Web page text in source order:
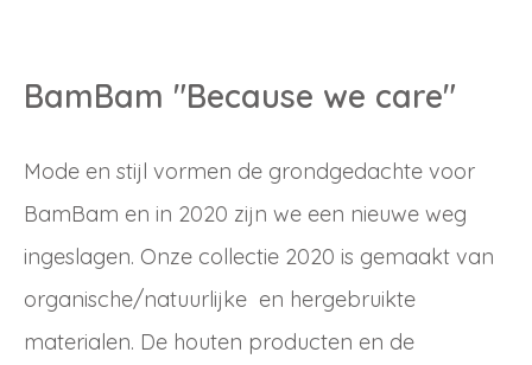
BamBam "Because we care"
Mode en stijl vormen de grondgedachte voor
BamBam en in 2020 zijn we een nieuwe weg
ingeslagen. Onze collectie 2020 is gemaakt van
organische/natuurlijke en hergebruikte
materialen. De houten producten en de